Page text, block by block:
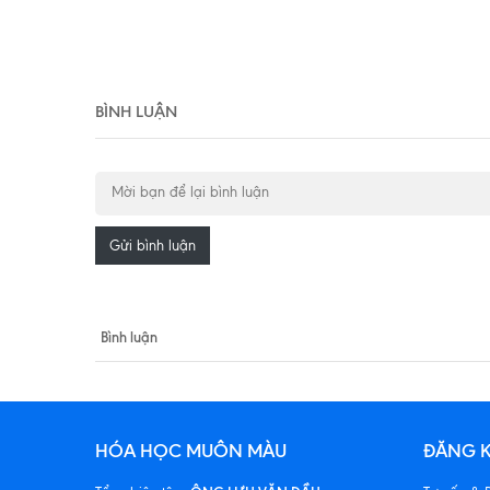
BÌNH LUẬN
Gửi bình luận
Bình luận
HÓA HỌC MUÔN MÀU ĐĂNG